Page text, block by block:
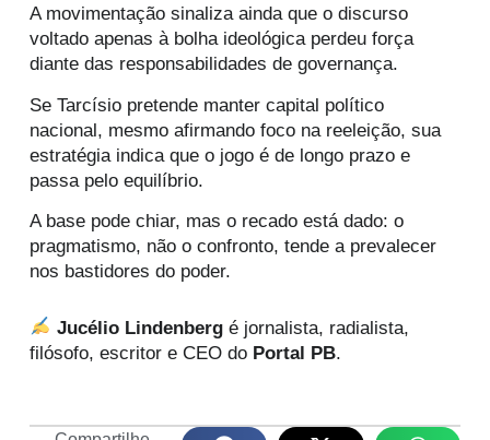
A movimentação sinaliza ainda que o discurso
voltado apenas à bolha ideológica perdeu força
diante das responsabilidades de governança.
Se Tarcísio pretende manter capital político
nacional, mesmo afirmando foco na reeleição, sua
estratégia indica que o jogo é de longo prazo e
passa pelo equilíbrio.
A base pode chiar, mas o recado está dado: o
pragmatismo, não o confronto, tende a prevalecer
nos bastidores do poder.
Jucélio Lindenbergé jornalista, radialista,
filósofo, escritor e CEO do Portal PB.